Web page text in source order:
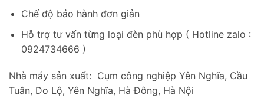
Chế độ bảo hành đơn giản
Hỗ trợ tư vấn từng loại đèn phù hợp ( Hotline zalo :
0924734666 )
Nhà máy sản xuất: Cụm công nghiệp Yên Nghĩa, Cầu
Tuân, Do Lộ, Yên Nghĩa, Hà Đông, Hà Nội